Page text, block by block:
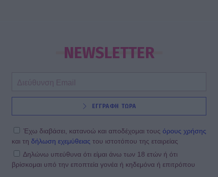
NEWSLETTER
ΕΓΓΡΑΦΗ ΤΩΡΑ
Έχω διαβάσει, κατανοώ και αποδέχομαι τους όρους χρήσης
και τη δήλωση εχεμύθειας του ιστοτόπου της εταιρείας
Δηλώνω υπεύθυνα ότι είμαι άνω των 18 ετών ή ότι
βρίσκομαι υπό την εποπτεία γονέα ή κηδεμόνα ή επιτρόπου